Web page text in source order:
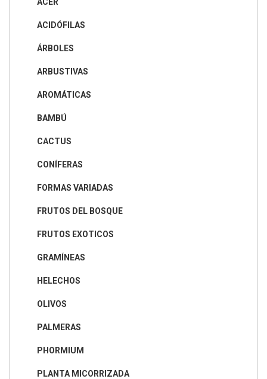
ACIDÓFILAS
ÁRBOLES
ARBUSTIVAS
AROMÁTICAS
BAMBÚ
CACTUS
CONÍFERAS
FORMAS VARIADAS
FRUTOS DEL BOSQUE
FRUTOS EXOTICOS
GRAMÍNEAS
HELECHOS
OLIVOS
PALMERAS
PHORMIUM
PLANTA MICORRIZADA